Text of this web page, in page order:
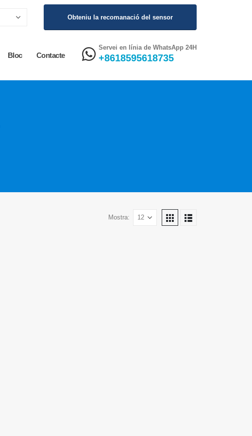
Obteniu la recomanació del sensor
Bloc Contacte
Servei en línia de WhatsApp 24H
+8618595618735
Mostra: